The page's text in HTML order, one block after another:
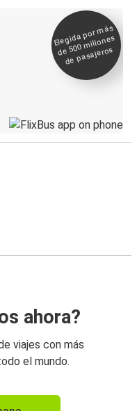
Elegida por
más
de 500
millones
de pasajeros
ahora?
viajes con más
el mundo.